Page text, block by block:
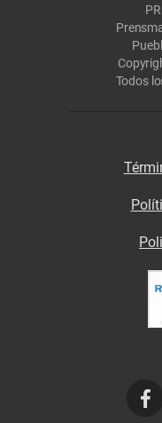
Todos